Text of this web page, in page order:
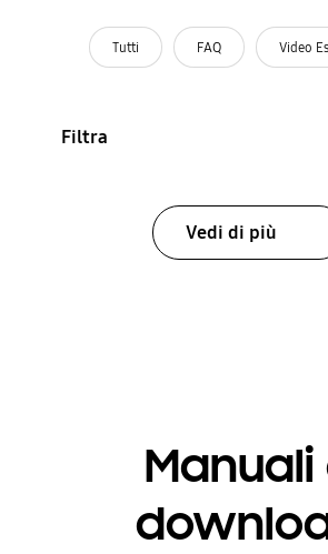
Tutti FAQ Video
Filtra
Vedi di più
Manuali